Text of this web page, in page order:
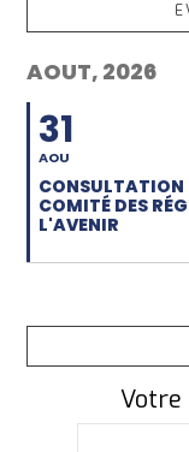
AOUT, 2026
31
AOU
CONSULTATION
COMITÉ DES
L'AVENIR
Votre